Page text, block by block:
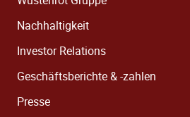
Nachhaltigkeit
Investor Relations
Geschäftsberichte & -zahlen
Presse